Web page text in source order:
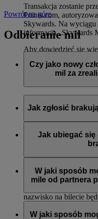
Transakcja zostanie
Points.com,
Skywards. Na
informacja „Skywards
Aby dowiedzieć się
Powrót na górę
Odbieranie mil
Czy jako nowy
mil za
Tak, nowi
loty liniami Emirates,
miejsce do dwóch
Emirates Skywards.
Jednak każda inna
zrealizowane przed
przyznania lub
Jak zgłosić
wniosek na stronie
Jak ubiegać się
wniosek online. Mile
się loty odbyte w ciągu
nazwisko na bilecie
W jaki sposób
mile od partnera
zostało zasilone w
W jaki sposób